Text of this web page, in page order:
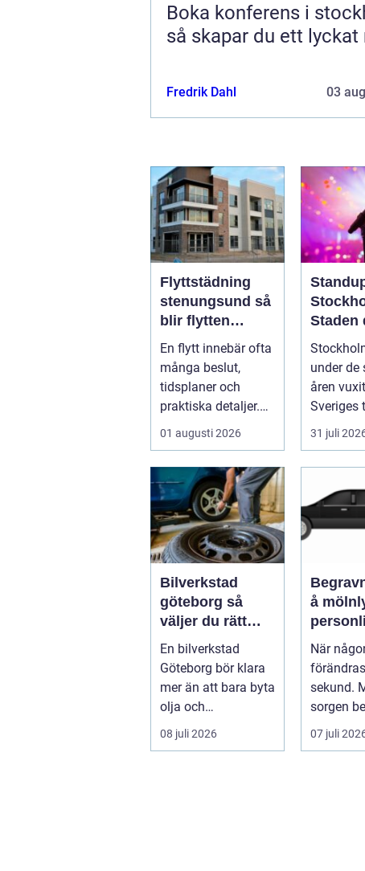
Boka konferens i
så skapar du ett lyckat
Fredrik Dahl 03
Flyttstädning
stenungsund så
blir flytten
enklare och mer
trygg
En flytt innebär ofta
många beslut,
tidsplaner och
praktiska detaljer.
Mitt i allt hamnar
flyttstädn...
01 augusti 2026
Staden
tar paus
under de
åren
Sveriges
nav för
31 juli
Bilverkstad
göteborg så
väljer du rätt
verkstad för din
bil
En bilverkstad
Göteborg bör klara
mer än att bara byta
olja och
bromsbelägg. För
många bilägare i
08 juli 2026
å
när
bort
När
sekund.
sorgen
svar: var
07 juli